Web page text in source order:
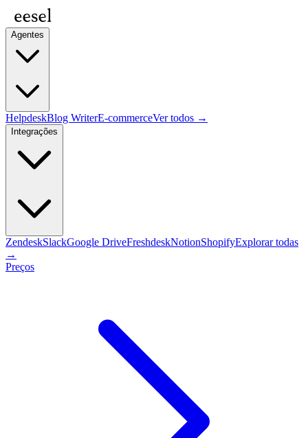
Agentes
HelpdeskBlog WriterE-commerceVer todos →
Integrações
ZendeskSlackGoogle DriveFreshdeskNotionShopifyExplorar todas
→
Preços